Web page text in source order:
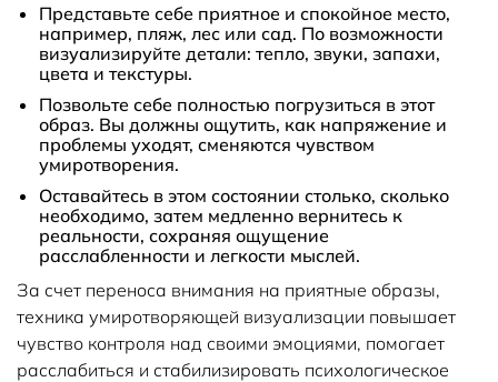
Представьте себе приятное и спокойное место,
например, пляж, лес или сад. По возможности
визуализируйте детали: тепло, звуки, запахи,
цвета и текстуры.
Позвольте себе полностью погрузиться в этот
образ. Вы должны ощутить, как напряжение и
проблемы уходят, сменяются чувством
умиротворения.
Оставайтесь в этом состоянии столько, сколько
необходимо, затем медленно вернитесь к
реальности, сохраняя ощущение
расслабленности и легкости мыслей.
За счет переноса внимания на приятные образы,
техника умиротворяющей визуализации повышает
чувство контроля над своими эмоциями, помогает
расслабиться и стабилизировать психологическое